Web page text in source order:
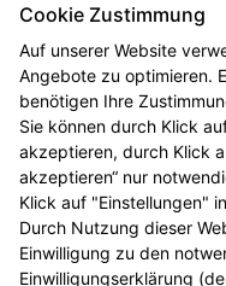
Vorbestellungsformular
angegebenen
Anfragen/Vorbestellung für
gespeichert. Diese Daten
weiter.
Einsatz von
Zum Schutz Ihrer
Internetformular
CAPTCHA des
Cookie Zustimmung
Auf unserer Website
Angebote zu optimieren.
benötigen Ihre
Sie können durch Klick
akzeptieren, durch Klick
akzeptieren“ nur
Klick auf "Einstellungen"
Durch Nutzung dieser
Einwilligung zu den
Einwilligungserklärung